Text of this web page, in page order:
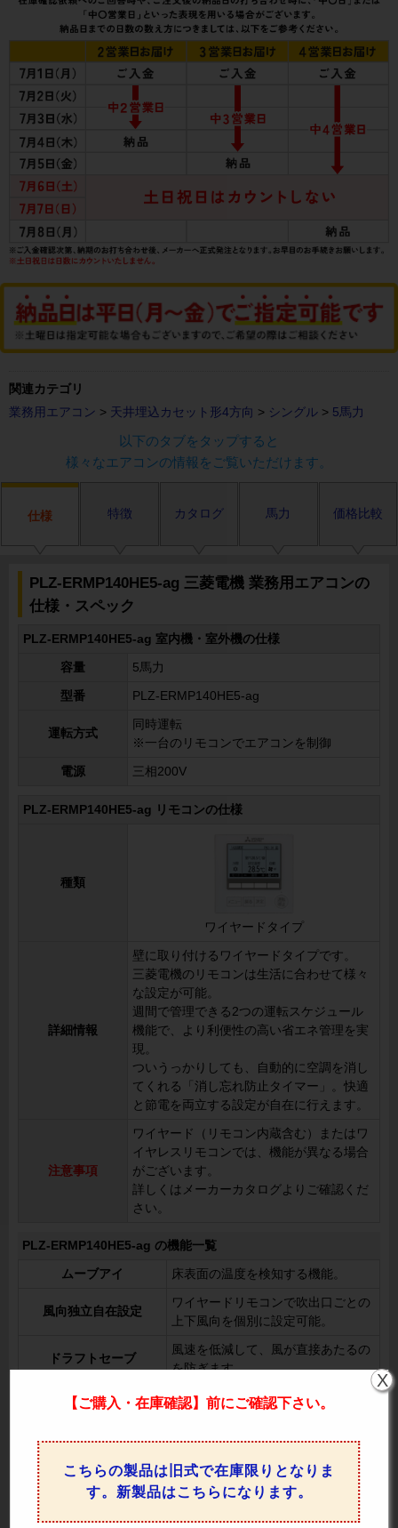
関連カテゴリ
業務用エアコン > 天井埋込カセット形4方向 > シングル > 5馬力
以下のタブをタップすると
様々なエアコンの情報をご覧いただけます。
仕様 特徴 カタログ 馬力 価格比較
PLZ-ERMP140HE5-ag 三菱電機 業務用エアコンの
仕様・スペック
PLZ-ERMP140HE5-ag 室内機・室外機の仕様
容量 5馬力
型番 PLZ-ERMP140HE5-ag
運転方式
同時運転
※一台のリモコンでエアコンを制御
電源 三相200V
PLZ-ERMP140HE5-ag リモコンの仕様
種類
ワイヤードタイプ
詳細情報
壁に取り付けるワイヤードタイプです。
三菱電機のリモコンは生活に合わせて様々
な設定が可能。
週間で管理できる2つの運転スケジュール
機能で、より利便性の高い省エネ管理を実
現。
ついうっかりしても、自動的に空調を消し
てくれる「消し忘れ防止タイマー」。快適
と節電を両立する設定が自在に行えます。
注意事項
ワイヤード（リモコン内蔵含む）またはワ
イヤレスリモコンでは、機能が異なる場合
がございます。
詳しくはメーカーカタログよりご確認くだ
さい。
PLZ-ERMP140HE5-ag の機能一覧
ムーブアイ 床表面の温度を検知する機能。
風向独立自在設定
ワイヤードリモコンで吹出口ごとの
上下風向を個別に設定可能。
ドラフトセーブ
風速を低減して、風が直接あたるの
を防ぎます。
オートスイング
リモコン操作でスイングの設定を切
上下風向切換 リモコンで上下の風向を調整可能。
左右風向切換 リモコンで左右の風向を変更可能。
室温や設定温度に応じてファンの回
転数を自動制御。
【ご購入・在庫確認】前にご確認下さい。
こちらの製品は旧式で在庫限りとなりま
す。新製品はこちらになります。
X